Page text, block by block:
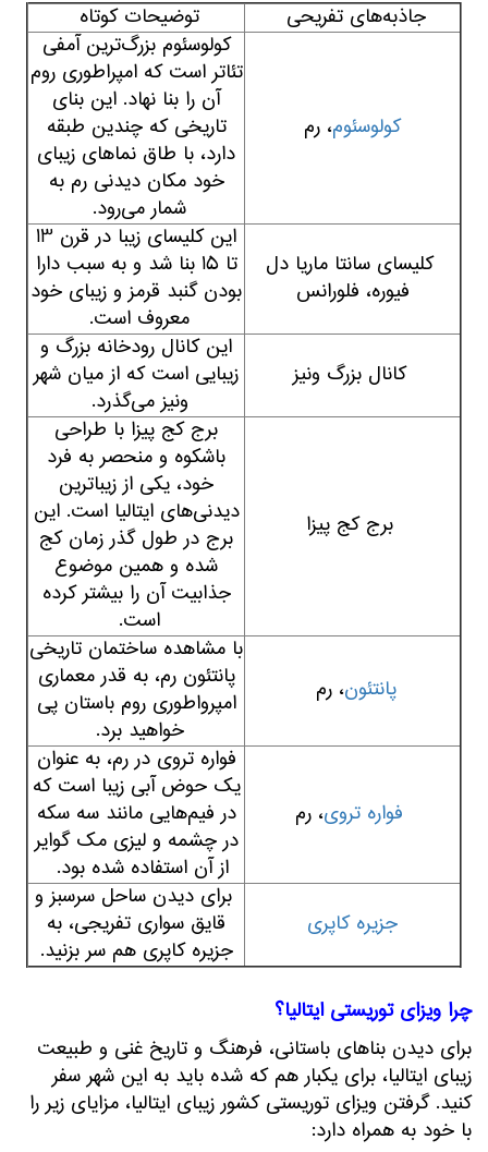
جاذبه‌های تفریحی
توضیحات کوتاه
کولوسئوم، رم
کولوسئوم بزرگ‌ترین آمفی
تئاتر است که امپراطوری روم
آن را بنا نهاد. این بنای
تاریخی که چندین طبقه
دارد، با طاق نماهای زیبای
خود مکان دیدنی رم به
شمار می‌رود.
کلیسای سانتا ماریا دل
فیوره، فلورانس
این کلیسای زیبا در قرن 13
تا 15 بنا شد و به سبب دارا
بودن گنبد قرمز و زیبای خود
معروف است.
کانال بزرگ ونیز
این کانال رودخانه بزرگ و
زیبایی است که از میان شهر
ونیز می‌گذرد.
برج کج پیزا
برج کج پیزا با طراحی
باشکوه و منحصر به فرد
خود، یکی از زیباترین
دیدنی‌های ایتالیا است. این
برج در طول گذر زمان کج
شده و همین موضوع
جذابیت آن را بیشتر کرده
است.
پانتئون، رم
با مشاهده ساختمان تاریخی
پانتئون رم، به قدر معماری
امپرواطوری روم باستان پی
خواهید برد.
فواره تروی، رم
فواره تروی در رم، به عنوان
یک حوض آبی زیبا است که
در فیم‌هایی مانند سه سکه
در چشمه و لیزی مک گوایر
از آن استفاده شده بود.
جزیره کاپری
برای دیدن ساحل سرسبز و
قایق سواری تفریجی، به
جزیره کاپری هم سر بزنید.
چرا ویزای توریستی ایتالیا؟
برای دیدن بناهای باستانی، فرهنگ و تاریخ غنی و طبیعت
زیبای ایتالیا، برای یکبار هم که شده باید به این شهر سفر
کنید. گرفتن ویزای توریستی کشور زیبای ایتالیا، مزایای زیر را
با خود به همراه دارد: